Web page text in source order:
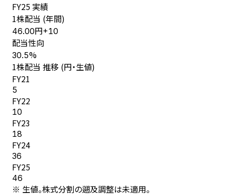
FY25 実績
1株配当 (年間)
46.00円+10
配当性向
30.5%
1株配当 推移 (円・生値)
FY21
5
FY22
10
FY23
18
FY24
36
FY25
46
※ 生値。株式分割の遡及調整は未適用。